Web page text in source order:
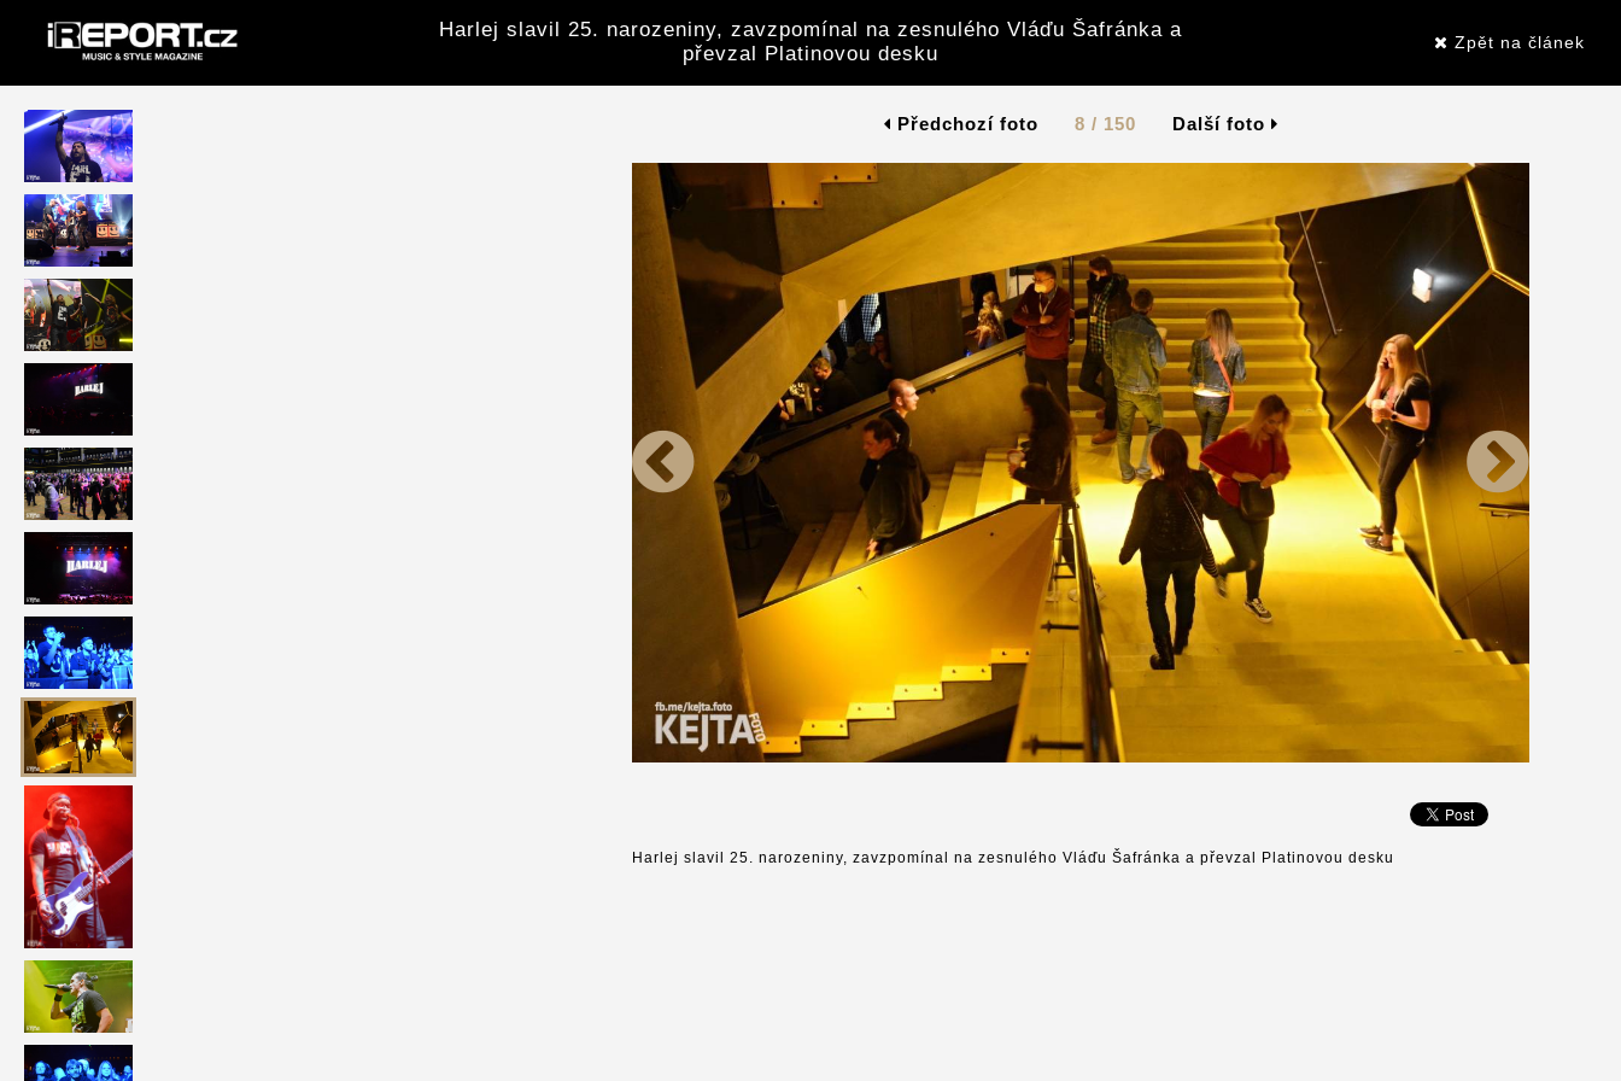
Harlej slavil 25. narozeniny, zavzpomínal na zesnulého Vláďu Šafránka a
převzal Platinovou desku
Zpět na článek
Předchozí foto 8 / 150 Další foto
Harlej slavil 25. narozeniny, zavzpomínal na zesnulého Vláďu Šafránka a převzal Platinovou desku